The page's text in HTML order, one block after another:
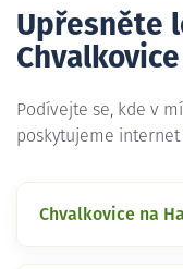
Upřesněte
Podívejte se, kde v
poskytujeme internet
Chvalkovice na